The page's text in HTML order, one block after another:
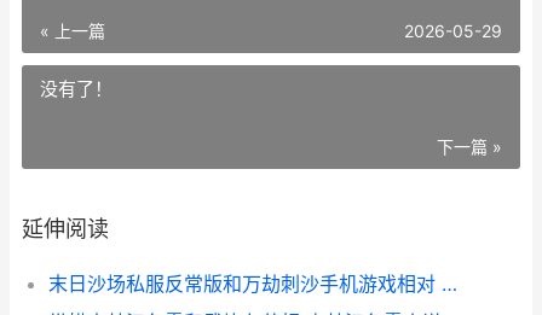
« 上一篇 2026-05-29
没有了！
下一篇 »
延伸阅读
末日沙场私服反常版和万劫刺沙手机游戏相对 末日沙场海军型